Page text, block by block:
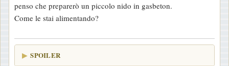
penso che preparerò un piccolo nido in gasbeton.
Come le stai alimentando?
SPOILER